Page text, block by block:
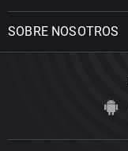
SOBRE NOSOTROS